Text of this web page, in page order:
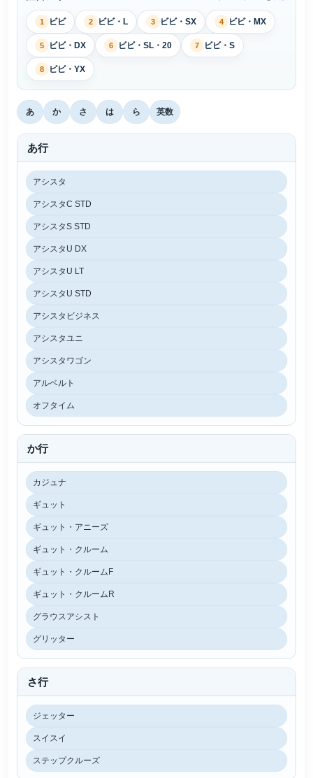
1 ビビ 2 ビビ・L 3 ビビ・SX 4 ビビ・MX
5 ビビ・DX 6 ビビ・SL・20 7 ビビ・S
8 ビビ・YX
あ か さ は ら 英数
あ行
アシスタ
アシスタC STD
アシスタS STD
アシスタU DX
アシスタU LT
アシスタU STD
アシスタビジネス
アシスタユニ
アシスタワゴン
アルベルト
オフタイム
か行
カジュナ
ギュット
ギュット・アニーズ
ギュット・クルーム
ギュット・クルームF
ギュット・クルームR
グラウスアシスト
グリッター
さ行
ジェッター
スイスイ
ステップクルーズ